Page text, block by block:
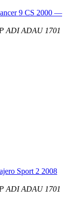
9 CS 2000 —
ADI ADAU 1701
Sport 2 2008
ADI ADAU 1701